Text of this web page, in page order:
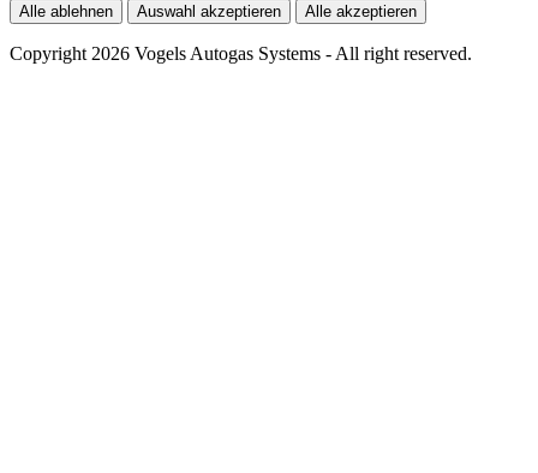
Alle ablehnen
Auswahl akzeptieren Alle akzeptieren
Copyright 2026 Vogels Autogas Systems - All right reserved.